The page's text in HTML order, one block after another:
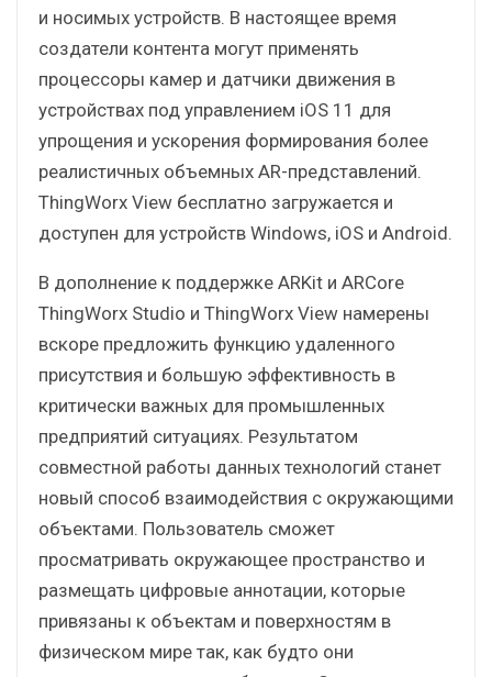
и носимых устройств. В настоящее время
создатели контента могут применять
процессоры камер и датчики движения в
устройствах под управлением iOS 11 для
упрощения и ускорения формирования более
реалистичных объемных AR-представлений.
ThingWorx View бесплатно загружается и
доступен для устройств Windows, iOS и Android.
В дополнение к поддержке ARKit и ARCore
ThingWorx Studio и ThingWorx View намерены
вскоре предложить функцию удаленного
присутствия и большую эффективность в
критически важных для промышленных
предприятий ситуациях. Результатом
совместной работы данных технологий станет
новый способ взаимодействия с окружающими
объектами. Пользователь сможет
просматривать окружающее пространство и
размещать цифровые аннотации, которые
привязаны к объектам и поверхностям в
физическом мире так, как будто они